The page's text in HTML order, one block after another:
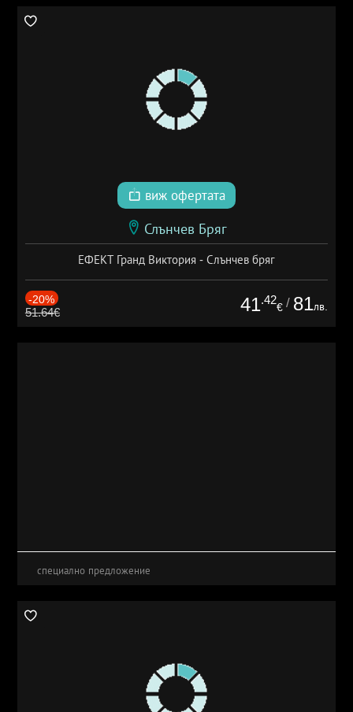
виж офертата
Слънчев Бряг
ЕФЕКТ Гранд Виктория - Слънчев бряг
-20%
51.64€ 41.42
€ / 81лв.
специално предложение